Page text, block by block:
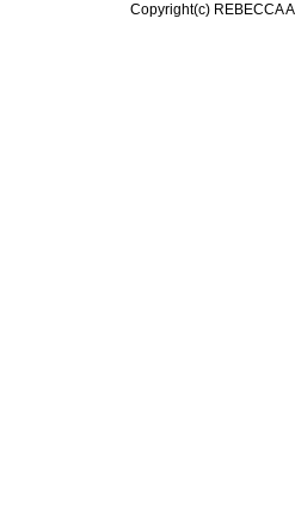
Copyright(c) REBECCA